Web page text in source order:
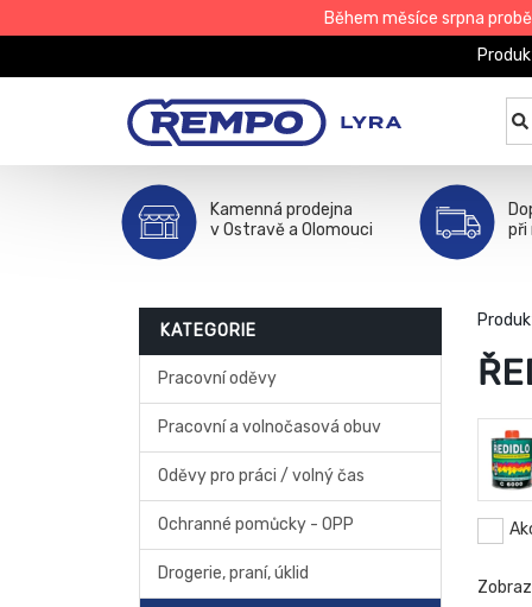
Během měsíce srpna
Kamenná prodejna
v Ostravě a Olomouci
při
KATEGORIE
Pracovní oděvy
Pracovní a volnočasová obuv
Oděvy pro práci / volný čas
Ochranné pomůcky - OPP
Drogerie, praní, úklid